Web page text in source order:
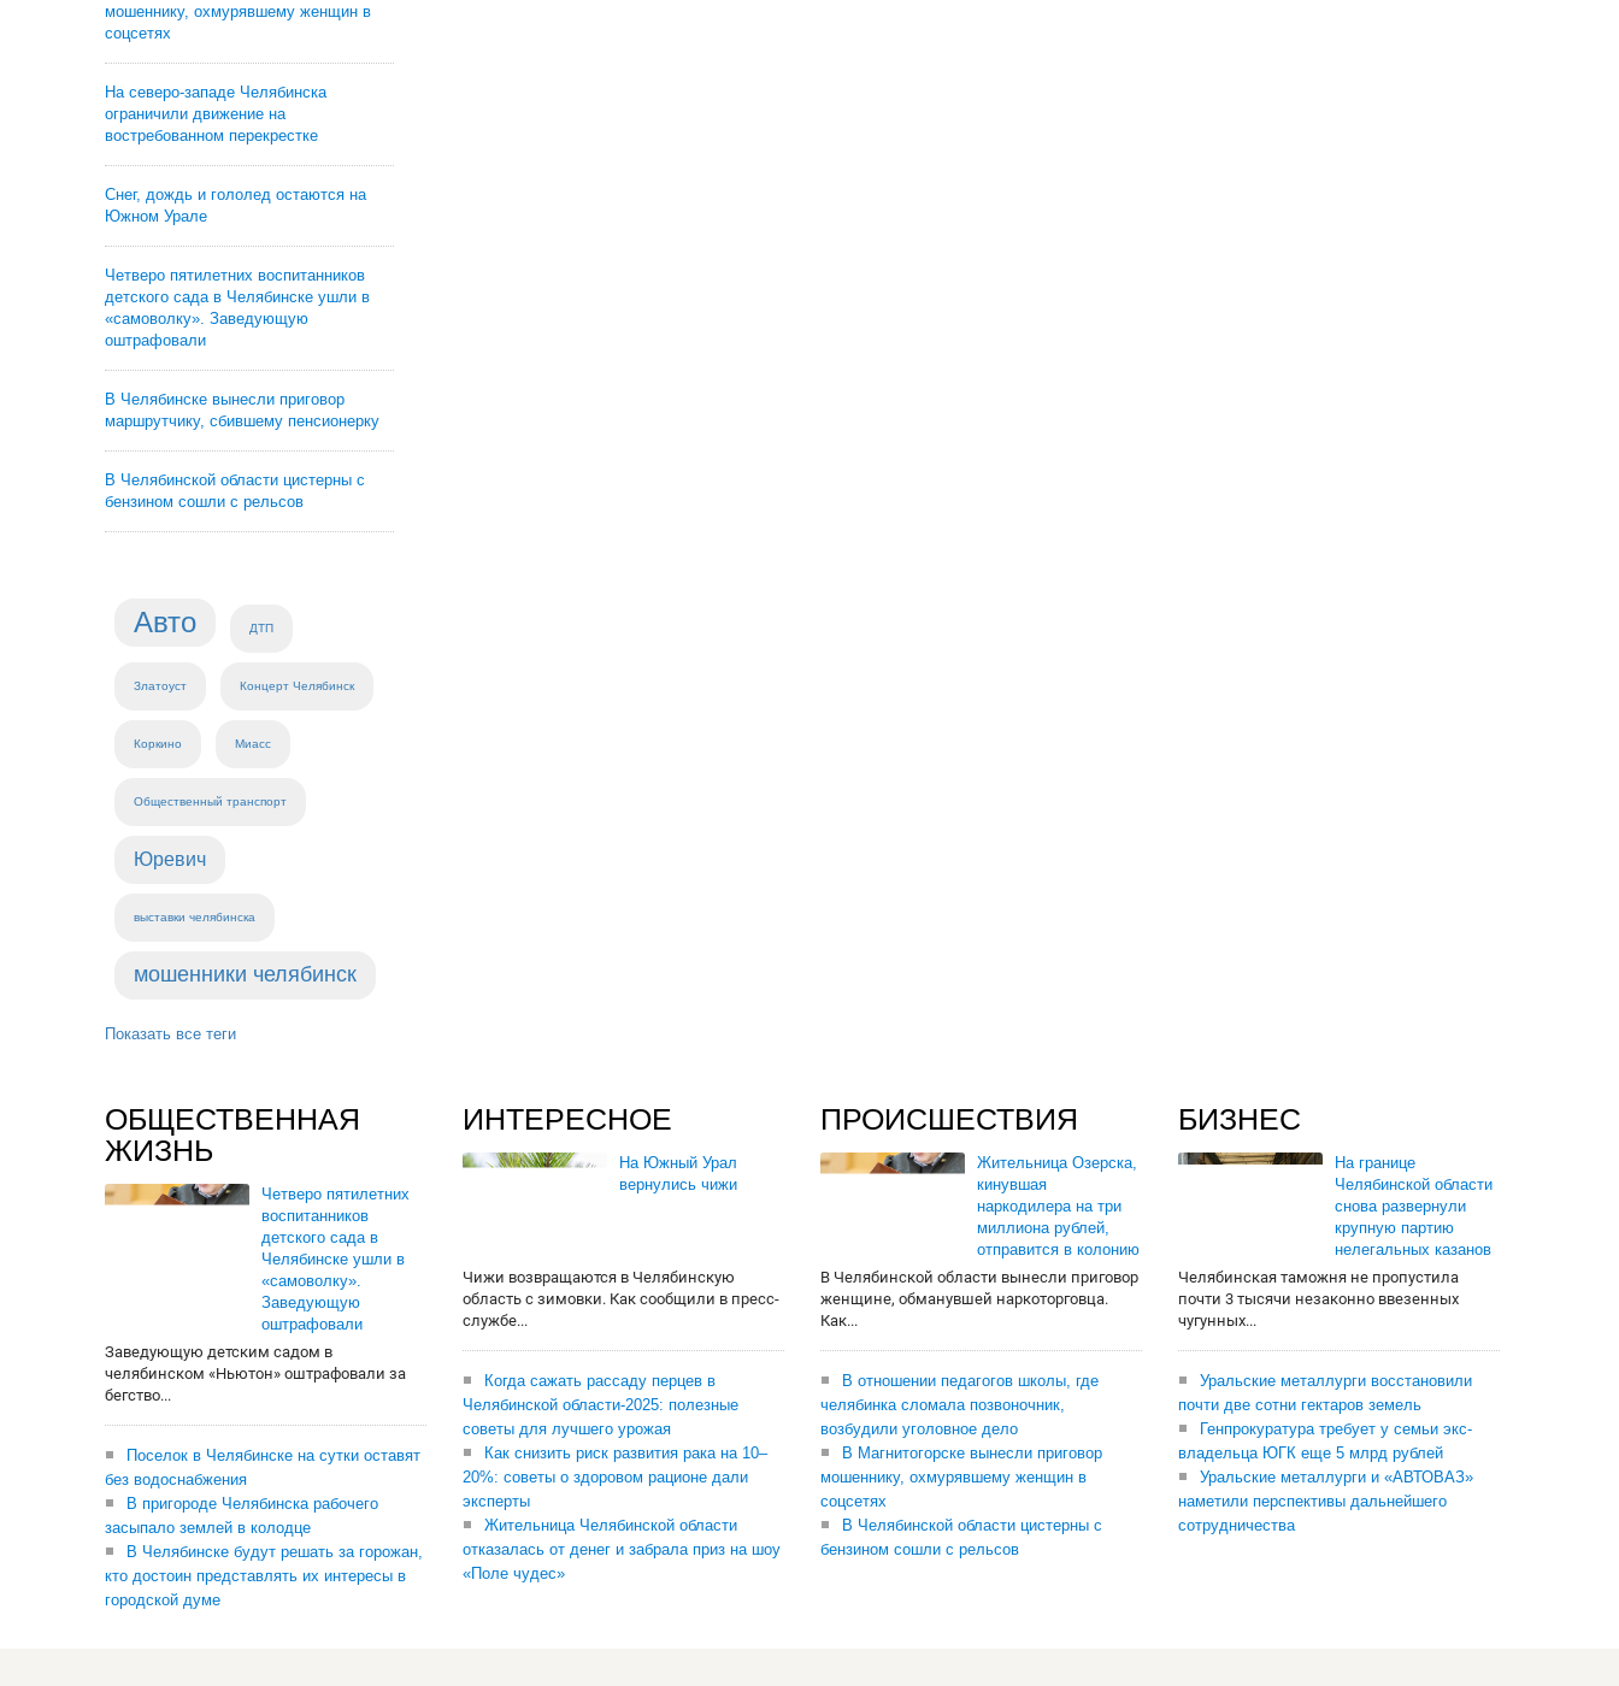
мошеннику, охмурявшему женщин в
соцсетях
На северо-западе Челябинска
ограничили движение на
востребованном перекрестке
Снег, дождь и гололед остаются на
Южном Урале
Четверо пятилетних воспитанников
детского сада в Челябинске ушли в
«самоволку». Заведующую
оштрафовали
В Челябинске вынесли приговор
маршрутчику, сбившему пенсионерку
В Челябинской области цистерны с
бензином сошли с рельсов
Авто ДТП
Златоуст Концерт Челябинск
Коркино Миасс
Общественный транспорт
Юревич
выставки челябинска
мошенники челябинск
Показать все теги
ОБЩЕСТВЕННАЯ
ЖИЗНЬ
Четверо пятилетних
воспитанников
детского сада в
Челябинске ушли в
«самоволку».
Заведующую
оштрафовали
Заведующую детским садом в
челябинском «Ньютон» оштрафовали за
бегство...
Поселок в Челябинске на сутки оставят
без водоснабжения
В пригороде Челябинска рабочего
засыпало землей в колодце
В Челябинске будут решать за горожан,
кто достоин представлять их интересы в
городской думе
ИНТЕРЕСНОЕ
На Южный Урал
вернулись чижи
Чижи возвращаются в Челябинскую
область с зимовки. Как сообщили в пресс-
службе...
Когда сажать рассаду перцев в
Челябинской области-2025: полезные
советы для лучшего урожая
Как снизить риск развития рака на 10–
20%: советы о здоровом рационе дали
эксперты
Жительница Челябинской области
отказалась от денег и забрала приз на шоу
«Поле чудес»
ПРОИСШЕСТВИЯ
Жительница Озерска,
кинувшая
наркодилера на три
миллиона рублей,
отправится в колонию
В Челябинской области вынесли приговор
женщине, обманувшей наркоторговца.
Как...
В отношении педагогов школы, где
челябинка сломала позвоночник,
возбудили уголовное дело
В Магнитогорске вынесли приговор
мошеннику, охмурявшему женщин в
соцсетях
В Челябинской области цистерны с
бензином сошли с рельсов
БИЗНЕС
На границе
Челябинской области
снова развернули
крупную партию
нелегальных казанов
Челябинская таможня не пропустила
почти 3 тысячи незаконно ввезенных
чугунных...
Уральские металлурги восстановили
почти две сотни гектаров земель
Генпрокуратура требует у семьи экс-
владельца ЮГК еще 5 млрд рублей
Уральские металлурги и «АВТОВАЗ»
наметили перспективы дальнейшего
сотрудничества